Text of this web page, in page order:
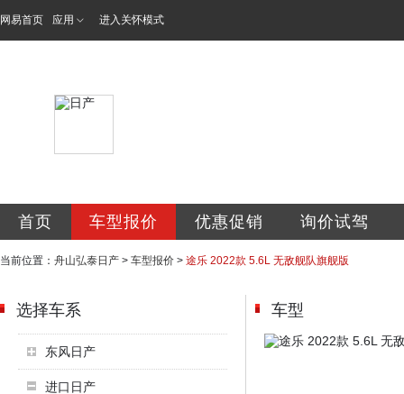
网易首页 应用 进入关怀模式
首页 车型报价 优惠促销 询价试驾
当前位置： 舟山弘泰日产 > 车型报价 > 途乐 2022款 5.6L 无敌舰队旗舰版
选择车系
东风日产
进口日产
车型